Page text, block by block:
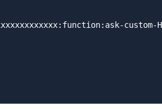
custom-